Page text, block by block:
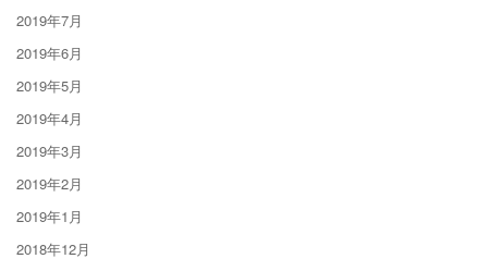
2019年7月
2019年6月
2019年5月
2019年4月
2019年3月
2019年2月
2019年1月
2018年12月